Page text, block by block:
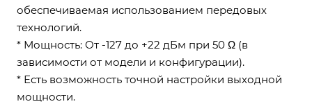
обеспечиваемая использованием передовых
технологий.
* Мощность: От -127 до +22 дБм при 50 Ω (в
зависимости от модели и конфигурации).
* Есть возможность точной настройки выходной
мощности.